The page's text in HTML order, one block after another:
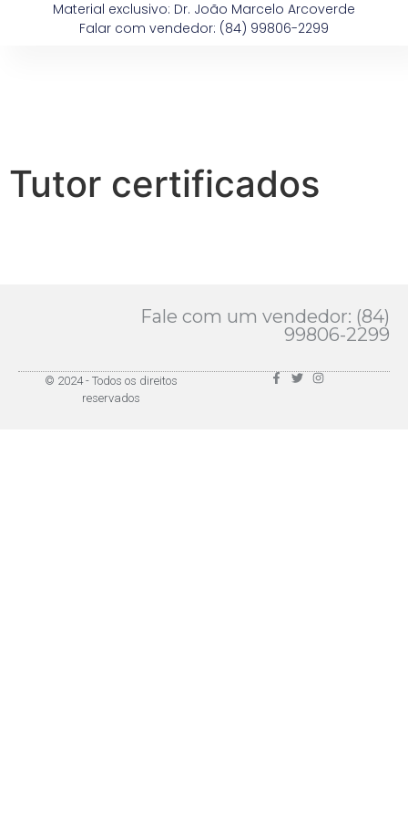
Material exclusivo: Dr. João Marcelo Arcoverde
Falar com vendedor: (84) 99806-2299
Tutor certificados
Fale com um vendedor: (84)
99806-2299
© 2024 - Todos os direitos
reservados